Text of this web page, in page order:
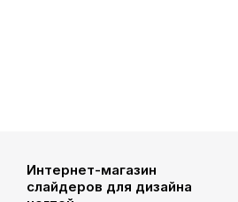
Интернет-магазин
слайдеров для дизайна